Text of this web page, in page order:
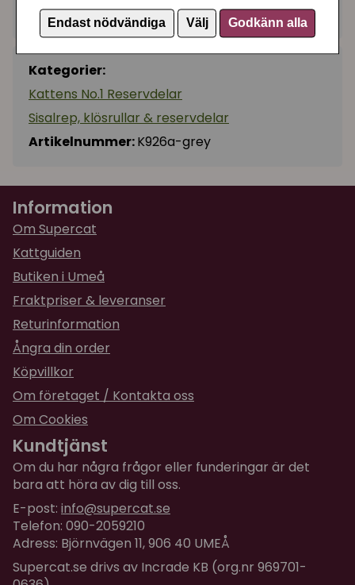
Endast nödvändiga Välj Godkänn alla
I lager, leveranstid 1-3 vardagar
Kategorier:
Kattens No.1 Reservdelar
Sisalrep, klösrullar & reservdelar
Artikelnummer:K926a-grey
Information
Om Supercat
Kattguiden
Butiken i Umeå
Fraktpriser & leveranser
Returinformation
Ångra din order
Köpvillkor
Om företaget / Kontakta oss
Om Cookies
Kundtjänst
Om du har några frågor eller funderingar är det
bara att höra av dig till oss.
E-post: info@supercat.se
Telefon: 090-2059210
Adress: Björnvägen 11, 906 40 UMEÅ
Supercat.se drivs av Incrade KB (org.nr 969701-